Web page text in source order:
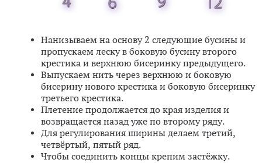
Нанизываем на основу 2 следующие бусины и
пропускаем леску в боковую бусину второго
крестика и верхнюю бисеринку предыдущего.
Выпускаем нить через верхнюю и боковую
бисерину нового крестика и боковую бисеринку
третьего крестика.
Плетение продолжается до края изделия и
возвращается назад уже по второму ряду.
Для регулирования ширины делаем третий,
четвёртый, пятый ряд.
Чтобы соединить концы крепим застёжку.